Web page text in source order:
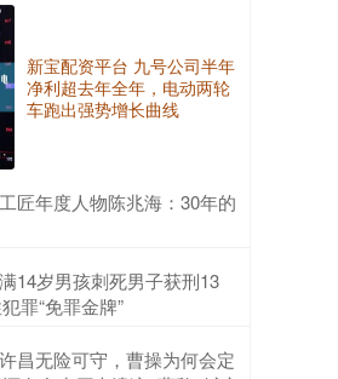
新宝配资平台 九号公司半年
净利超去年全年，电动两轮
车跑出强势增长曲线
匠年度人物陈兆海：30年的
14岁男孩刺死男子获刑13
罪“免罪金牌”
昌无险可守，曹操为何会定